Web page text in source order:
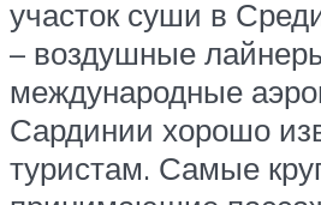
участок суши в
– воздушные
международные
Сардинии хорошо
туристам. Самые